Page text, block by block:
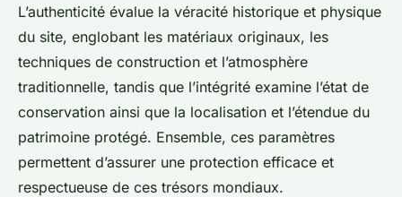
L’authenticité évalue la véracité historique et physique
du site, englobant les matériaux originaux, les
techniques de construction et l’atmosphère
traditionnelle, tandis que l’intégrité examine l’état de
conservation ainsi que la localisation et l’étendue du
patrimoine protégé. Ensemble, ces paramètres
permettent d’assurer une protection efficace et
respectueuse de ces trésors mondiaux.